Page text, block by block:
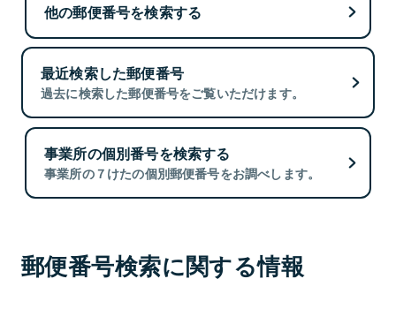
他の郵便番号を検索する
最近検索した郵便番号
過去に検索した郵便番号をご覧いただけます。
事業所の個別番号を検索する
事業所の７けたの個別郵便番号をお調べします。
郵便番号検索に関する情報